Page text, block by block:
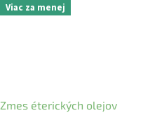
Viac za menej
Zmes éterických olejov